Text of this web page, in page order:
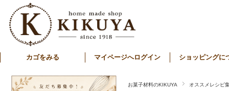
カゴをみる マイページへログイン ショッピングに
お菓子材料のKIKUYA オススメレシピ